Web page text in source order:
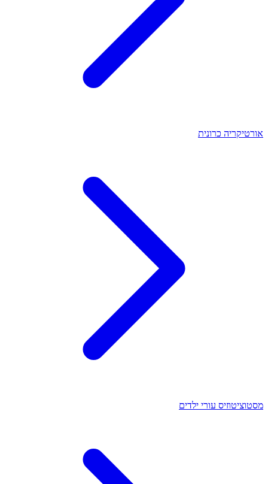
אורטיקריה כרונית
מסטוציטוזיס עורי ילדים